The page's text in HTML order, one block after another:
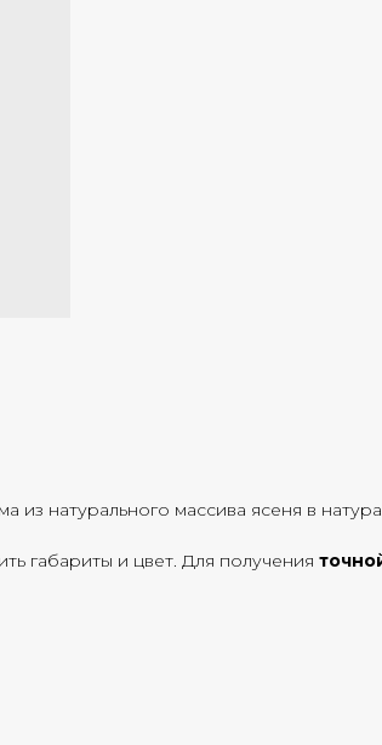
натурального массива ясеня в
габариты и цвет. Для получения